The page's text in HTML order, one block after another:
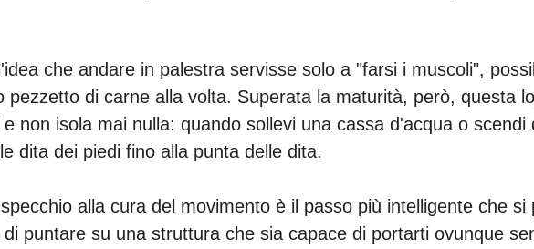
che andare in palestra servisse solo a "farsi i muscoli",
pezzetto di carne alla volta. Superata la maturità, però, questa
non isola mai nulla: quando sollevi una cassa d'acqua o
dita dei piedi fino alla punta delle dita.
alla cura del movimento è il passo più intelligente che
puntare su una struttura che sia capace di portarti ovunque